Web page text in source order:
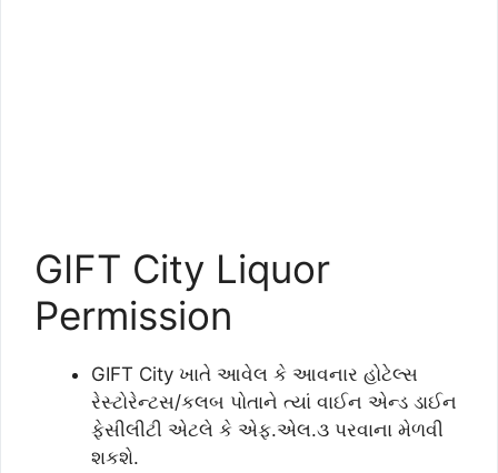
GIFT City Liquor
Permission
GIFT City ખાતે આવેલ કે આવનાર હોટેલ્સ
રેસ્ટોરેન્ટસ/કલબ પોતાને ત્યાં વાઈન એન્ડ ડાઈન
ફેસીલીટી એટલે કે એફ.એલ.૩ પરવાના મેળવી
શકશે.